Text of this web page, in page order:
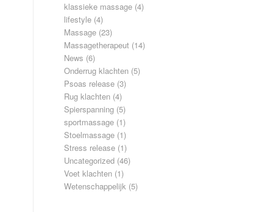
klassieke massage (4)
lifestyle (4)
Massage (23)
Massagetherapeut (14)
News (6)
Onderrug klachten (5)
Psoas release (3)
Rug klachten (4)
Spierspanning (5)
sportmassage (1)
Stoelmassage (1)
Stress release (1)
Uncategorized (46)
Voet klachten (1)
Wetenschappelijk (5)